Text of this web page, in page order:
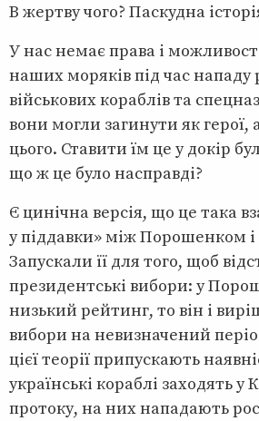
В жертву чого? Паскудна
У нас немає права і
наших моряків під час нападу
військових кораблів та
вони могли загинути як герої,
цього. Ставити їм це у докір
що ж це було насправді?
Є цинічна версія, що це така
у піддавки» між Порошенком
Запускали її для того, щоб
президентські вибори: у
низький рейтинг, то він і
вибори на невизначений
цієї теорії припускають
українські кораблі заходять у
протоку, на них нападають